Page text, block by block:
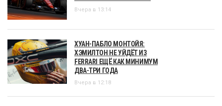
Вчера в 13:14
ХУАН-ПАБЛО МОНТОЙЯ:
ХЭМИЛТОН НЕ УЙДЁТ ИЗ
FERRARI ЕЩЁ КАК МИНИМУМ
ДВА-ТРИ ГОДА
Вчера в 12:18